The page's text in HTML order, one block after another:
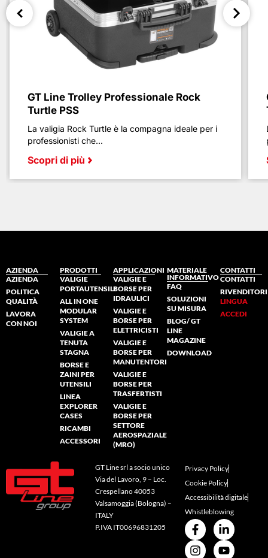
GT Line Trolley Professionale Rock
Turtle PSS
La valigia Rock Turtle è la compagna ideale per i
professionisti che...
Scopri di più
AZIENDA
AZIENDA
POLITICA
QUALITÀ
LAVORA
CON NOI
PRODOTTI
VALIGIE
PORTAUTENSILI
ALL IN ONE
MODULAR
SYSTEM
VALIGIE A
TENUTA
STAGNA
BORSE E
ZAINI PER
UTENSILI
LINEA
EXPLORER
CASES
RICAMBI
ACCESSORI
APPLICAZIONI
VALIGIE E
BORSE PER
IDRAULICI
VALIGIE E
BORSE PER
ELETTRICISTI
VALIGIE E
BORSE PER
MANUTENTORI
VALIGIE E
BORSE PER
TRASFERTISTI
VALIGIE E
BORSE PER
SETTORE
AEROSPAZIALE
(MRO)
MATERIALE
INFORMATIVO
FAQ
SOLUZIONI
SU MISURA
BLOG/ GT
LINE
MAGAZINE
DOWNLOAD
CONTATTI
CONTATTI
RIVENDITORI
LINGUA
ACCEDI
GT Line srl a socio unico
Via del Lavoro, 9 – Loc.
Crespellano 40053
Valsamoggia (Bologna) –
ITALY
P.IVA IT00696831205
Privacy Policy
Cookie Policy
Accessibilità digitale
Whistleblowing